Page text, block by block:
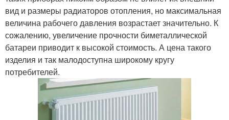
вид и размеры радиаторов отопления, но максимальная
величина рабочего давления возрастает значительно. К
сожалению, увеличение прочности биметаллической
батареи приводит к высокой стоимость. А цена такого
изделия и так малодоступна широкому кругу
потребителей.